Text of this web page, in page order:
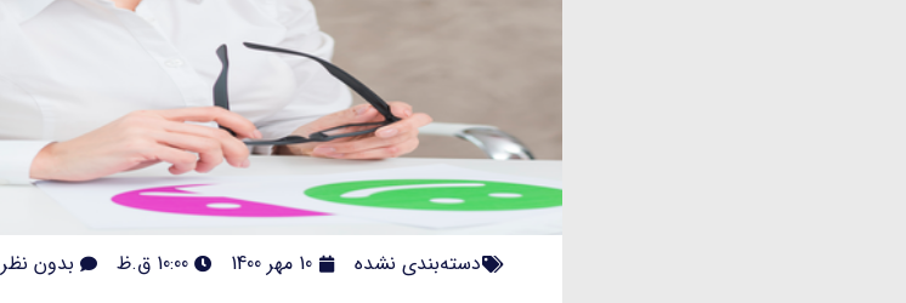
دسته‌بندی نشده 10 مهر 1400 10:00 ق.ظ بدون نظر